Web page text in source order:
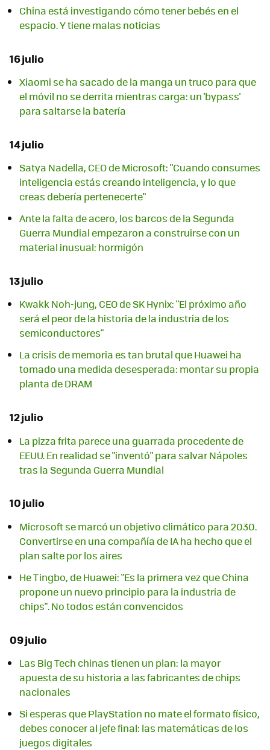
China está investigando cómo tener bebés en el
espacio. Y tiene malas noticias
16 julio
Xiaomi se ha sacado de la manga un truco para que
el móvil no se derrita mientras carga: un 'bypass'
para saltarse la batería
14 julio
Satya Nadella, CEO de Microsoft: "Cuando consumes
inteligencia estás creando inteligencia, y lo que
creas debería pertenecerte"
Ante la falta de acero, los barcos de la Segunda
Guerra Mundial empezaron a construirse con un
material inusual: hormigón
13 julio
Kwakk Noh-jung, CEO de SK Hynix: "El próximo año
será el peor de la historia de la industria de los
semiconductores"
La crisis de memoria es tan brutal que Huawei ha
tomado una medida desesperada: montar su propia
planta de DRAM
12 julio
La pizza frita parece una guarrada procedente de
EEUU. En realidad se "inventó" para salvar Nápoles
tras la Segunda Guerra Mundial
10 julio
Microsoft se marcó un objetivo climático para 2030.
Convertirse en una compañía de IA ha hecho que el
plan salte por los aires
He Tingbo, de Huawei: "Es la primera vez que China
propone un nuevo principio para la industria de
chips". No todos están convencidos
09 julio
Las Big Tech chinas tienen un plan: la mayor
apuesta de su historia a las fabricantes de chips
nacionales
Si esperas que PlayStation no mate el formato físico,
debes conocer al jefe final: las matemáticas de los
juegos digitales